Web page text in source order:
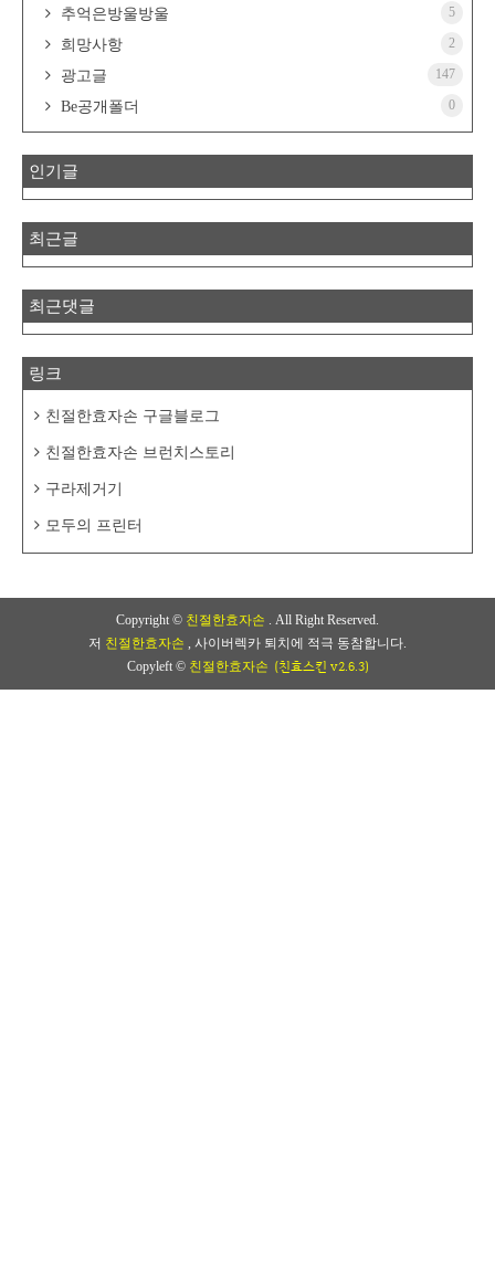
추억은방울방울 5
희망사항 2
광고글 147
Be공개폴더 0
인기글
최근글
최근댓글
링크
친절한효자손 구글블로그
친절한효자손 브런치스토리
구라제거기
모두의 프린터
Copyright © 친절한효자손 . All Right Reserved.
저 친절한효자손 , 사이버렉카 퇴치에 적극 동참합니다.
Copyleft © 친절한효자손 (친효스킨 v2.6.3)